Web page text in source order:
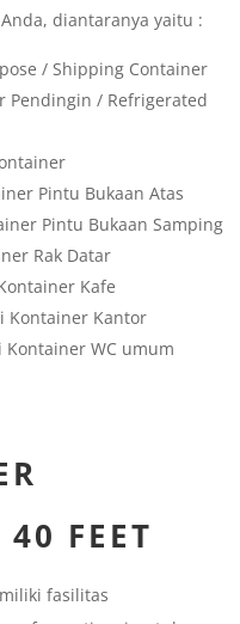
diantaranya yaitu :
/ Shipping Container
Pendingin / Refrigerated
Pintu Bukaan Atas
Pintu Bukaan Samping
Rak Datar
Kafe
Kontainer Kantor
WC umum
FEET
fasilitas